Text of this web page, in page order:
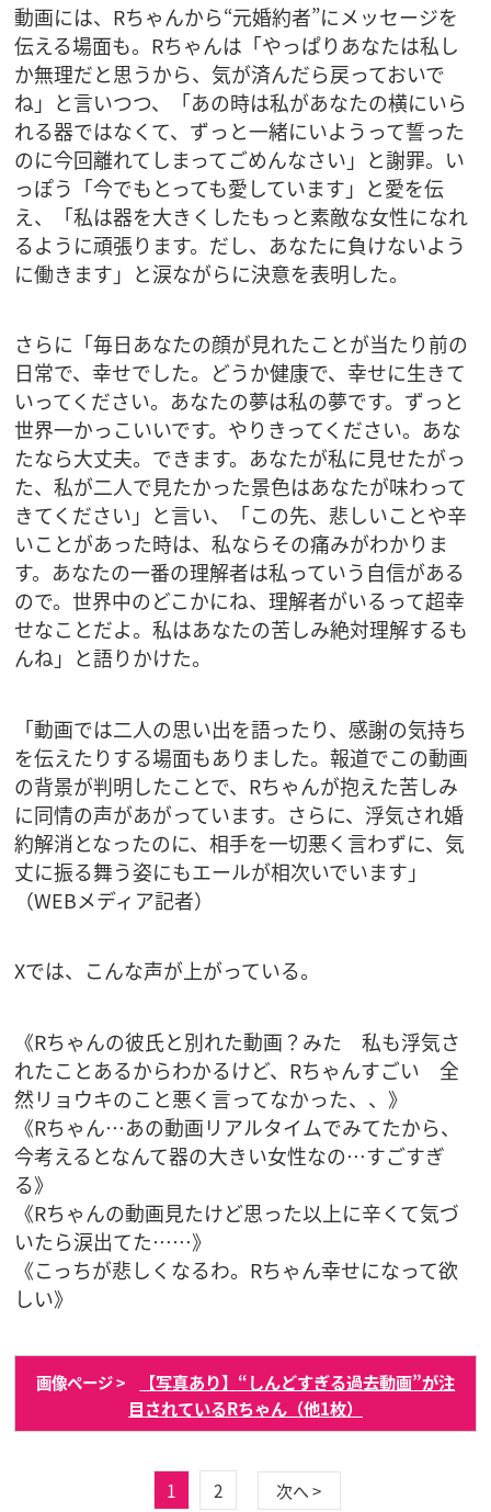
動画には、Rちゃんから“元婚約者”にメッセージを
伝える場面も。Rちゃんは「やっぱりあなたは私し
か無理だと思うから、気が済んだら戻っておいで
ね」と言いつつ、「あの時は私があなたの横にいら
れる器ではなくて、ずっと一緒にいようって誓った
のに今回離れてしまってごめんなさい」と謝罪。い
っぽう「今でもとっても愛しています」と愛を伝
え、「私は器を大きくしたもっと素敵な女性になれ
るように頑張ります。だし、あなたに負けないよう
に働きます」と涙ながらに決意を表明した。
さらに「毎日あなたの顔が見れたことが当たり前の
日常で、幸せでした。どうか健康で、幸せに生きて
いってください。あなたの夢は私の夢です。ずっと
世界一かっこいいです。やりきってください。あな
たなら大丈夫。できます。あなたが私に見せたがっ
た、私が二人で見たかった景色はあなたが味わって
きてください」と言い、「この先、悲しいことや辛
いことがあった時は、私ならその痛みがわかりま
す。あなたの一番の理解者は私っていう自信がある
ので。世界中のどこかにね、理解者がいるって超幸
せなことだよ。私はあなたの苦しみ絶対理解するも
んね」と語りかけた。
「動画では二人の思い出を語ったり、感謝の気持ち
を伝えたりする場面もありました。報道でこの動画
の背景が判明したことで、Rちゃんが抱えた苦しみ
に同情の声があがっています。さらに、浮気され婚
約解消となったのに、相手を一切悪く言わずに、気
丈に振る舞う姿にもエールが相次いでいます」
（WEBメディア記者）
Xでは、こんな声が上がっている。
《Rちゃんの彼氏と別れた動画？みた 私も浮気さ
れたことあるからわかるけど、Rちゃんすごい 全
然リョウキのこと悪く言ってなかった、、》
《Rちゃん…あの動画リアルタイムでみてたから、
今考えるとなんて器の大きい女性なの…すごすぎ
る》
《Rちゃんの動画見たけど思った以上に辛くて気づ
いたら涙出てた……》
《こっちが悲しくなるわ。Rちゃん幸せになって欲
しい》
画像ページ >
【写真あり】“しんどすぎる過去動画”が注
目されているRちゃん（他1枚）
1 2 次へ >